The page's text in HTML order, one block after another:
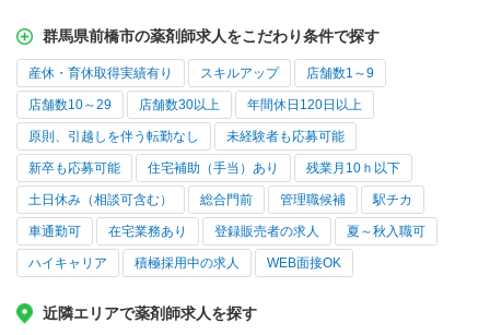
群馬県前橋市の薬剤師求人をこだわり条件で探す
産休・育休取得実績有り スキルアップ 店舗数1～9
店舗数10～29 店舗数30以上 年間休日120日以上
原則、引越しを伴う転勤なし 未経験者も応募可能
新卒も応募可能 住宅補助（手当）あり 残業月10ｈ以下
土日休み（相談可含む） 総合門前 管理職候補 駅チカ
車通勤可 在宅業務あり 登録販売者の求人 夏～秋入職可
ハイキャリア 積極採用中の求人 WEB面接OK
近隣エリアで薬剤師求人を探す